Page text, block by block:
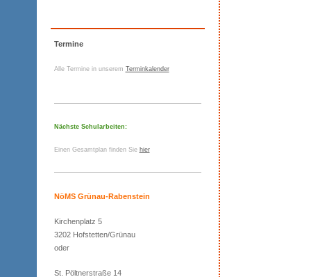
Termine
Alle Termine in unserem Terminkalender
Nächste Schularbeiten:
Einen Gesamtplan finden Sie hier
NöMS Grünau-Rabenstein
Kirchenplatz 5
3202 Hofstetten/Grünau
oder
St. Pöltnerstraße 14